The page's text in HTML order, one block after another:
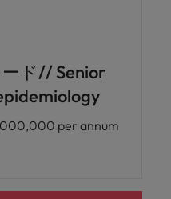
ド// Senior
per annum